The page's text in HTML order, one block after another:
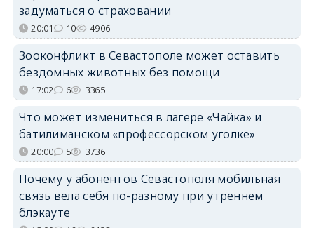
задуматься о страховании
20:01 10 4906
Зооконфликт в Севастополе может оставить
бездомных животных без помощи
17:02 6 3365
Что может измениться в лагере «Чайка» и
батилиманском «профессорском уголке»
20:00 5 3736
Почему у абонентов Севастополя мобильная
связь вела себя по-разному при утреннем
блэкауте